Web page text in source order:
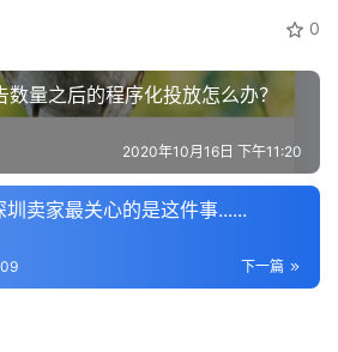
0
量之后的程序化投放怎么办？
2020年10月16日 下午11:20
卖家最关心的是这件事......
下一篇